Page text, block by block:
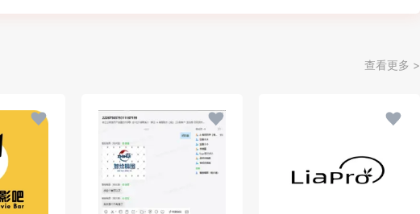
查看更多 >